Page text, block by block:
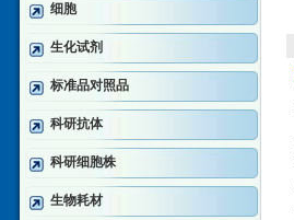
细胞
生化试剂
标准品对照品
科研抗体
科研细胞株
生物耗材